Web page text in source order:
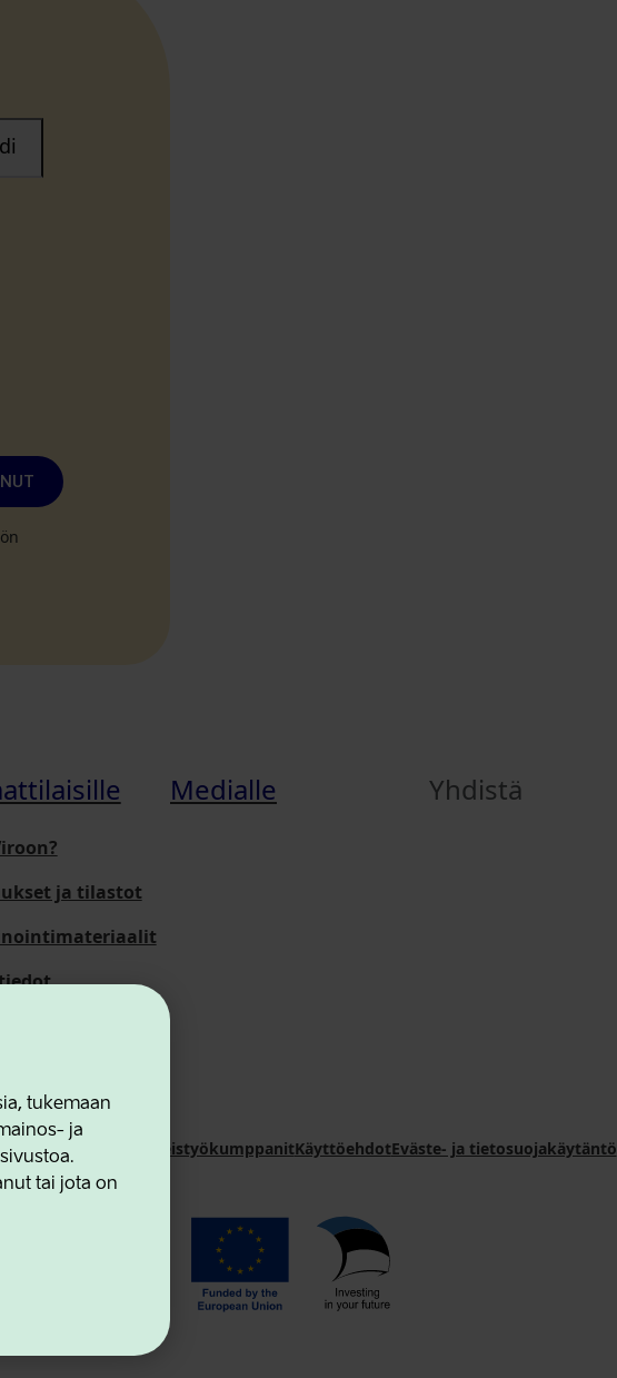
tukemaan
ja
tai jota on
ja tilastot
Medialle Yhdistä
Yhteystiedot YhteistyökumppanitKäyttöehdotEväste- ja tietosuojakäytäntö